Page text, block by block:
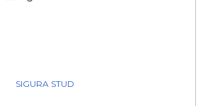
SIGURA STUD